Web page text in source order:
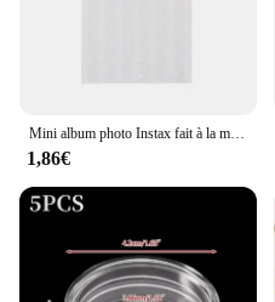
Mini album photo Instax fait à la main, 1 feuille = 102 pièces, matériel fait à la main, autocollant décoratif, rétro, PVC, coin photo, vente en gros
1,86€